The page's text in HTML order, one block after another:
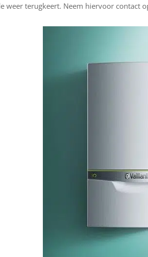
weer terugkeert. Neem hiervoor contact